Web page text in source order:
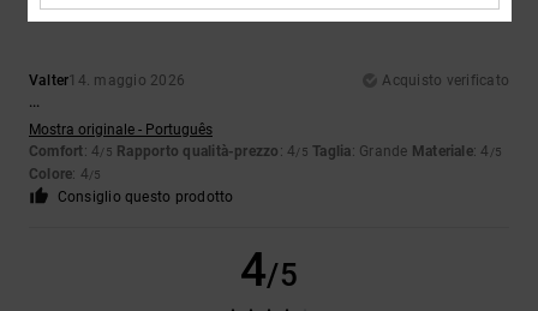
Valter14. maggio 2026
Acquisto verificato
...
Mostra originale - Português
Comfort: 4/5 Rapporto qualità-prezzo : 4/5 Taglia: Grande Materiale: 4 /5
Colore: 4/5
Consiglio questo prodotto
4/5